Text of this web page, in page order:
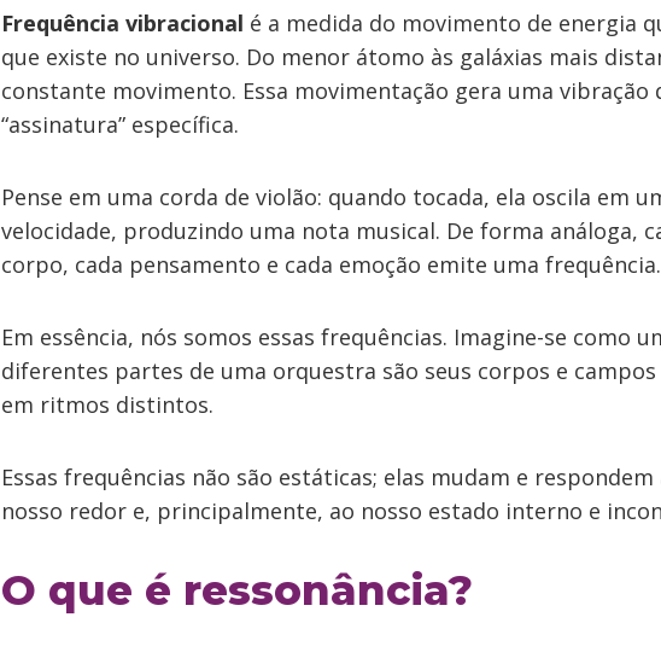
Frequência vibracional é a medida do movimento de energia
que existe no universo. Do menor átomo às galáxias mais
constante movimento. Essa movimentação gera uma vibração
“assinatura” específica.
Pense em uma corda de violão: quando tocada, ela oscila em
velocidade, produzindo uma nota musical. De forma análoga,
corpo, cada pensamento e cada emoção emite uma frequência.
Em essência, nós somos essas frequências. Imagine-se como
diferentes partes de uma orquestra são seus corpos e
em ritmos distintos.
Essas frequências não são estáticas; elas mudam e
nosso redor e, principalmente, ao nosso estado interno e
O que é ressonância?